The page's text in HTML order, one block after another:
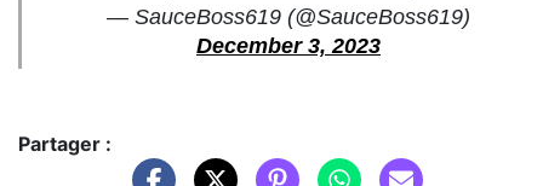
— SauceBoss619 (@SauceBoss619)
December 3, 2023
Partager :